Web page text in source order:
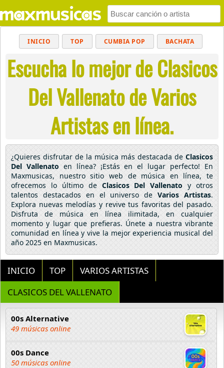
INICIO TOP CUMBIA POP BACHATA
MUSICA CRISTIANA REGGAETON
BALADAS ALTERNATIVO ELECTRÓNICA
CUMBIAS
Escucha lo mejor de Clasicos
Del Vallenato de Varios
Artistas en línea.
¿Quieres disfrutar de la música más destacada de Clasicos
Del Vallenato en línea? ¡Estás en el lugar perfecto! En
Maxmusicas, nuestro sitio web de música en línea, te
ofrecemos lo último de Clasicos Del Vallenato y otros
talentos destacados en el universo deVarios Artistas.
Explora nuevas melodías y revive tus favoritas del pasado.
Disfruta de música en línea ilimitada, en cualquier
momento y lugar que prefieras. Únete a nuestra vibrante
comunidad en línea y vive la mejor experiencia musical del
año 2025 en Maxmusicas.
INICIO TOP
VARIOS ARTISTAS
CLASICOS DEL VALLENATO
00s Alternative
49 músicas online
00s Dance
50 músicas online